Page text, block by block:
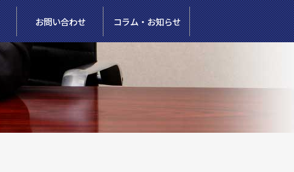
お問い合わせ コラム・お知らせ